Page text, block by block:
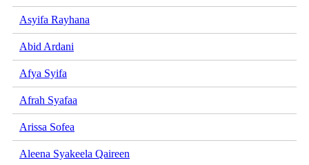
Asyifa Rayhana
Abid Ardani
Afya Syifa
Afrah Syafaa
Arissa Sofea
Aleena Syakeela Qaireen